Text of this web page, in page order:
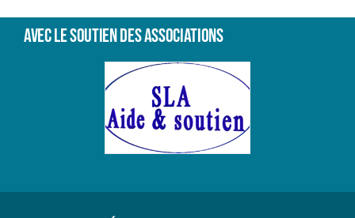
Avec le soutien des associations